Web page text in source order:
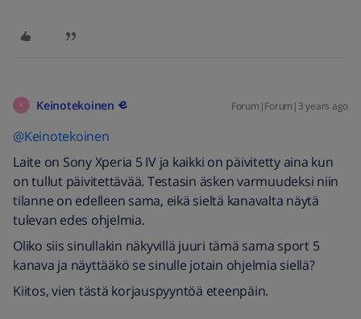
K Keinotekoinen Forum|Forum|3 years ago
@Keinotekoinen
Laite on Sony Xperia 5 IV ja kaikki on päivitetty aina kun
on tullut päivitettävää. Testasin äsken varmuudeksi niin
tilanne on edelleen sama, eikä sieltä kanavalta näytä
tulevan edes ohjelmia.
Oliko siis sinullakin näkyvillä juuri tämä sama sport 5
kanava ja näyttääkö se sinulle jotain ohjelmia siellä?
Kiitos, vien tästä korjauspyyntöä eteenpäin.